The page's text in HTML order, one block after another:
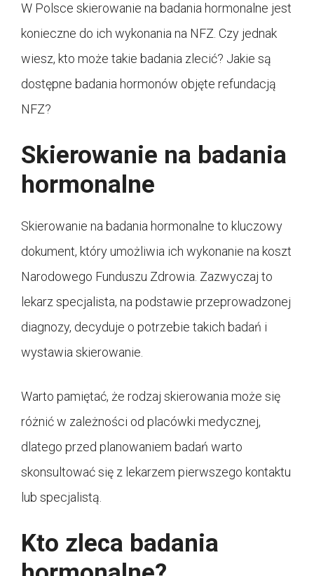
W Polsce skierowanie na badania hormonalne jest
konieczne do ich wykonania na NFZ. Czy jednak
wiesz, kto może takie badania zlecić? Jakie są
dostępne badania hormonów objęte refundacją
NFZ?
Skierowanie na badania
hormonalne
Skierowanie na badania hormonalne to kluczowy
dokument, który umożliwia ich wykonanie na koszt
Narodowego Funduszu Zdrowia. Zazwyczaj to
lekarz specjalista, na podstawie przeprowadzonej
diagnozy, decyduje o potrzebie takich badań i
wystawia skierowanie.
Warto pamiętać, że rodzaj skierowania może się
różnić w zależności od placówki medycznej,
dlatego przed planowaniem badań warto
skonsultować się z lekarzem pierwszego kontaktu
lub specjalistą.
Kto zleca badania